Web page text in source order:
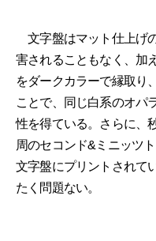
文字盤はマット仕上げ
害されることもなく、加
をダークカラーで縁取り
ことで、同じ白系のオパ
性を得ている。さらに、
周のセコンド&ミニッツ
文字盤にプリントされて
たく問題ない。